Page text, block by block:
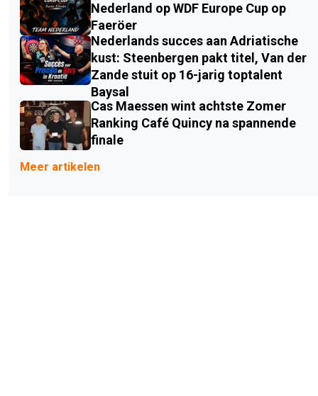
Nederland op WDF Europe Cup op
Faeröer
Nederlands succes aan Adriatische
kust: Steenbergen pakt titel, Van der
Zande stuit op 16-jarig toptalent
Baysal
Cas Maessen wint achtste Zomer
Ranking Café Quincy na spannende
finale
Meer artikelen